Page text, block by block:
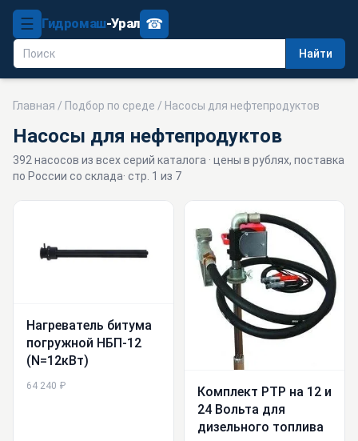
☰ Гидромаш-Урал
Найти
☎
Главная / Подбор по среде / Насосы для нефтепродуктов
Насосы для нефтепродуктов
392 насосов из всех серий каталога · цены в рублях, поставка
по России со склада· стр. 1 из 7
Нагреватель битума
погружной НБП-12
(N=12кВт)
64 240 ₽
Комплект PTP на 12 и
24 Вольта для
дизельного топлива